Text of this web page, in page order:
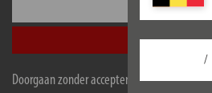
Configureer
Accepteer
Doorgaan zonder accepteren
/